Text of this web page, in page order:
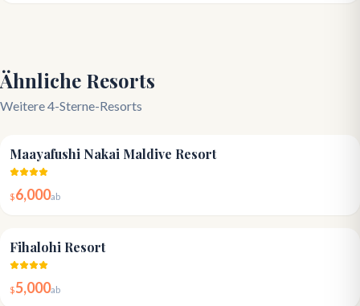
Ähnliche Resorts
Weitere 4-Sterne-Resorts
Maayafushi Nakai Maldive Resort
$6,000ab
Fihalohi Resort
$5,000ab